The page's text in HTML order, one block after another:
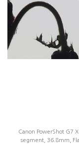
Canon PowerShot G7
segment, 36.8mm,